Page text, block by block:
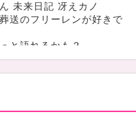
未来日記 冴えカノ
送のフリーレンが好きで
と語れるかも？
好きです！テーマパーク